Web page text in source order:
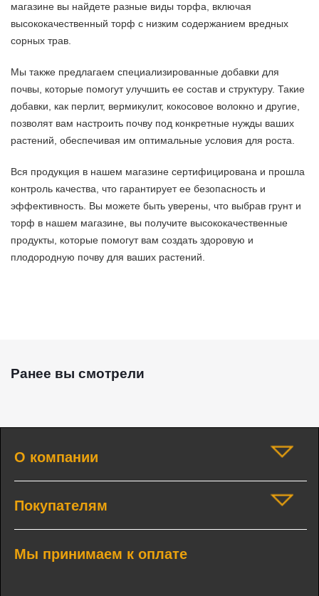
магазине вы найдете разные виды торфа, включая
высококачественный торф с низким содержанием вредных
сорных трав.
Мы также предлагаем специализированные добавки для
почвы, которые помогут улучшить ее состав и структуру. Такие
добавки, как перлит, вермикулит, кокосовое волокно и другие,
позволят вам настроить почву под конкретные нужды ваших
растений, обеспечивая им оптимальные условия для роста.
Вся продукция в нашем магазине сертифицирована и прошла
контроль качества, что гарантирует ее безопасность и
эффективность. Вы можете быть уверены, что выбрав грунт и
торф в нашем магазине, вы получите высококачественные
продукты, которые помогут вам создать здоровую и
плодородную почву для ваших растений.
Ранее вы смотрели
О компании
Покупателям
Мы принимаем к оплате